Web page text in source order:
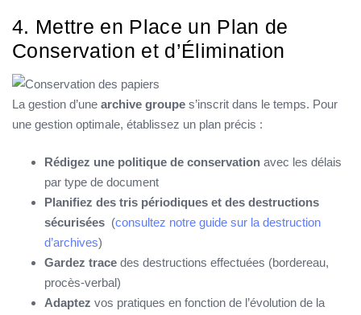
4. Mettre en Place un Plan de
Conservation et d’Élimination
La gestion d’une archive groupe s’inscrit dans le temps. Pour
une gestion optimale, établissez un plan précis :
Rédigez une politique de conservation avec les délais
par type de document
Planifiez des tris périodiques et des destructions
sécurisées (consultez notre guide sur la destruction
d’archives)
Gardez trace des destructions effectuées (bordereau,
procès-verbal)
Adaptez vos pratiques en fonction de l’évolution de la